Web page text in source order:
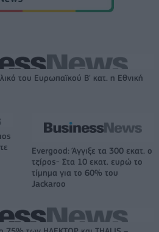
του Ευρωπαϊκού Β' κατ. η Εθνική
Evergood: Άγγιξε τα 300 εκατ. ο
τζίρος- Στα 10 εκατ. ευρώ το
τίμημα για το 60% του
Jackaroo